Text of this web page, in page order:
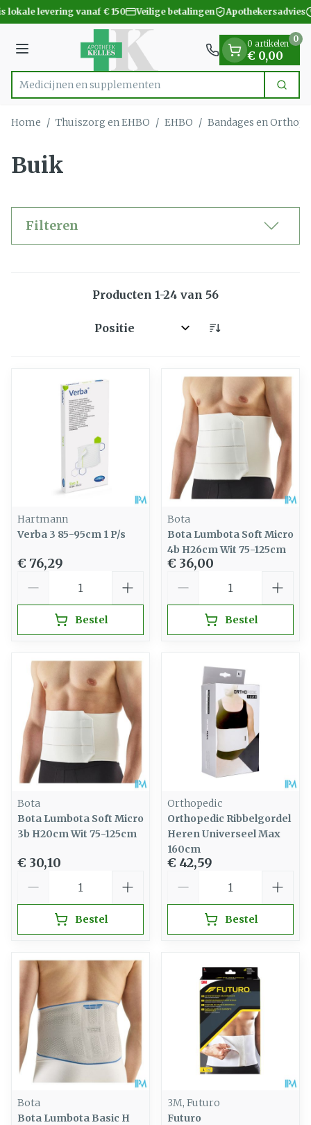
Ga naar de inhoud
1 van 1
lokale levering vanaf € 150 Veilige betalingen Apothekersadvies
Menu
Product, merk, categorie...
Medicijnen Zoek
0 artikelen
€ 0,00
0
Home / Thuiszorg en EHBO / EHBO / Bandages en
Buik
Filteren
Producten 1-24 van 56
Sorteer op:
Hartmann
Verba 3 85-95cm 1 P/s
€ 76,29
Bestel
Bota
Bota Lumbota Soft Micro
4b H26cm Wit 75-125cm
€ 36,00
Bestel
Bota
Bota Lumbota Soft Micro
3b H20cm Wit 75-125cm
€ 30,10
Bestel
Orthopedic
Orthopedic Ribbelgordel
Heren Universeel Max
160cm
€ 42,59
Bestel
Bota
Bota Lumbota Basic H
3M, Futuro
Futuro